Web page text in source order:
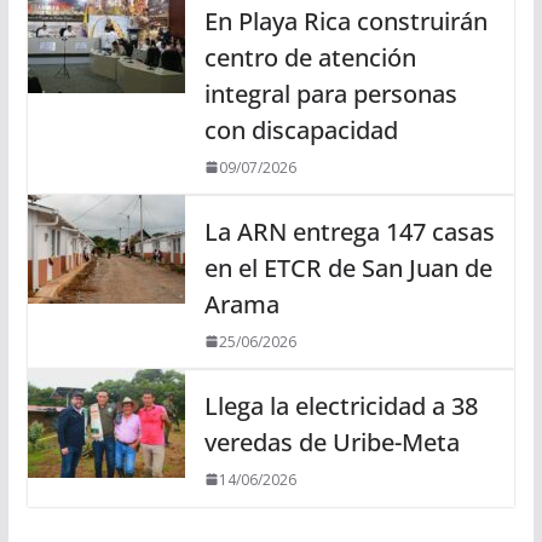
En Playa Rica construirán
centro de atención
integral para personas
con discapacidad
09/07/2026
La ARN entrega 147 casas
en el ETCR de San Juan de
Arama
25/06/2026
Llega la electricidad a 38
veredas de Uribe-Meta
14/06/2026